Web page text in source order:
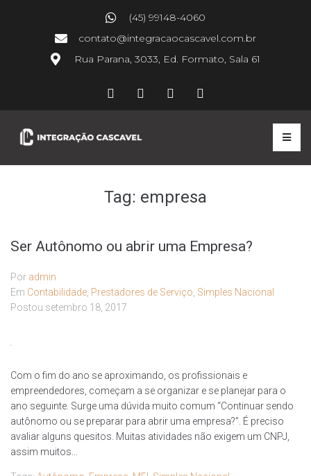
(45) 99148-4060
contato@integracaocascavel.com.br
Rua Parana, 3033, Ed. Formato, Sala 61
Tag: empresa
Ser Autônomo ou abrir uma Empresa?
Por admin
Em Contabilidade Prestadores de Serviço Simples Nacional
Postou setembro 18, 2017
Com o fim do ano se aproximando, os profissionais e
empreendedores, começam a se organizar e se planejar para o
ano seguinte. Surge uma dúvida muito comum “Continuar sendo
autônomo ou se preparar para abrir uma empresa?”. É preciso
avaliar alguns quesitos. Muitas atividades não exigem um CNPJ,
assim muitos...